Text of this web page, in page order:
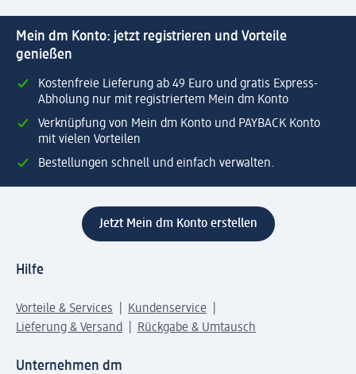
Mein dm Konto: jetzt registrieren und Vorteile
genießen
Kostenfreie Lieferung ab 49 Euro und gratis Express-
Abholung nur mit registriertem Mein dm Konto
Verknüpfung von Mein dm Konto und PAYBACK Konto
mit vielen Vorteilen
Bestellungen schnell und einfach verwalten.
Jetzt Mein dm Konto erstellen
Hilfe
Vorteile & Services
Kundenservice
Lieferung & Versand
Rückgabe & Umtausch
Unternehmen dm